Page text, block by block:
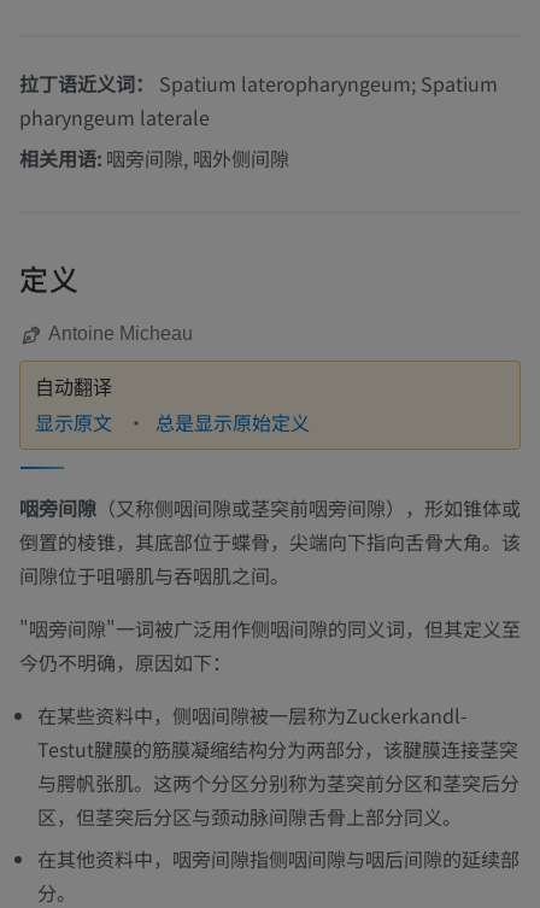
拉丁语近义词：
Spatium lateropharyngeum; Spatium
pharyngeum laterale
相关用语: 咽旁间隙, 咽外侧间隙
定义
Antoine Micheau
自动翻译
显示原文 总是显示原始定义
咽旁间隙 （又称侧咽间隙或茎突前咽旁间隙），形如锥体或
倒置的棱锥，其底部位于蝶骨，尖端向下指向舌骨大角。该
间隙位于咀嚼肌与吞咽肌之间。
"咽旁间隙"一词被广泛用作侧咽间隙的同义词，但其定义至
今仍不明确，原因如下：
在某些资料中，侧咽间隙被一层称为Zuckerkandl-
Testut腱膜的筋膜凝缩结构分为两部分，该腱膜连接茎突
与腭帆张肌。这两个分区分别称为茎突前分区和茎突后分
区，但茎突后分区与颈动脉间隙舌骨上部分同义。
在其他资料中，咽旁间隙指侧咽间隙与咽后间隙的延续部
分。